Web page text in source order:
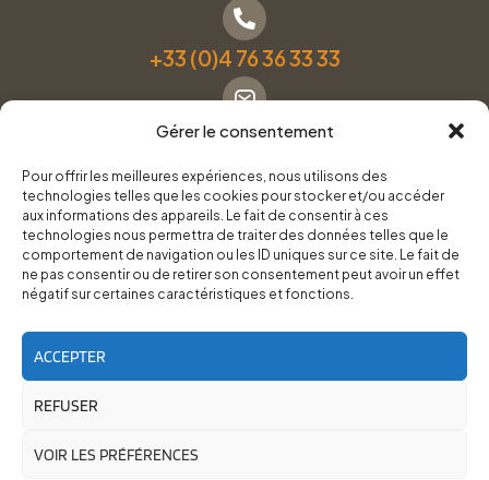
Gérer le consentement
Pour offrir les meilleures expériences, nous utilisons des
technologies telles que les cookies pour stocker et/ou accéder
aux informations des appareils. Le fait de consentir à ces
technologies nous permettra de traiter des données telles que le
comportement de navigation ou les ID uniques sur ce site. Le fait de
ne pas consentir ou de retirer son consentement peut avoir un effet
négatif sur certaines caractéristiques et fonctions.
ACCEPTER
REFUSER
VOIR LES PRÉFÉRENCES
+33 (0)4 76 36 33 33
Formulaire de contact
Pneus Services Loisirs - Garage Point S - 28 Bd Denfert
Rochereau, 38500 Voiron
RoadTrip Équipement/Pneus Services Loisirs - 2026